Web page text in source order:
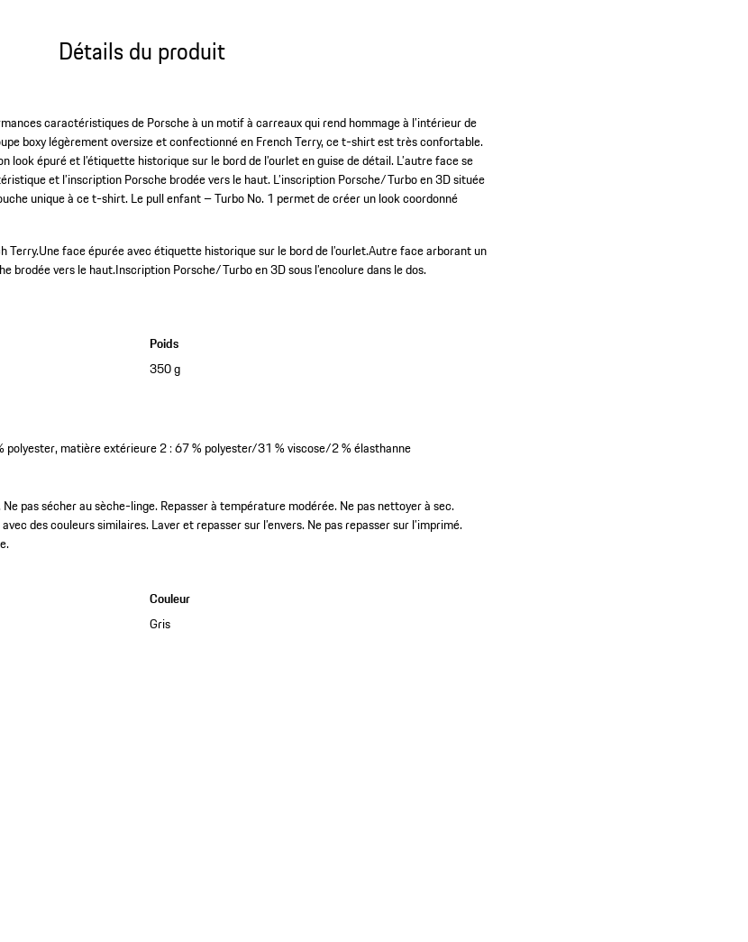
Détails du produit
caractéristiques de Porsche à un motif à carreaux qui rend hommage à l’intérieur de
boxy légèrement oversize et confectionné en French Terry, ce t-shirt est très confortable.
épuré et l’étiquette historique sur le bord de l’ourlet en guise de détail. L’autre face se
et l’inscription Porsche brodée vers le haut. L’inscription Porsche/Turbo en 3D située
unique à ce t-shirt. Le pull enfant – Turbo No. 1 permet de créer un look coordonné
Terry.Une face épurée avec étiquette historique sur le bord de l’ourlet.Autre face arborant un
brodée vers le haut.Inscription Porsche/Turbo en 3D sous l’encolure dans le dos.
Poids
350 g
matière extérieure 2 : 67 % polyester/31 % viscose/2 % élasthanne
pas sécher au sèche-linge. Repasser à température modérée. Ne pas nettoyer à sec.
des couleurs similaires. Laver et repasser sur l’envers. Ne pas repasser sur l’imprimé.
Couleur
Gris